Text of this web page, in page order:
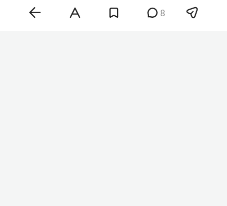
уровне также находятся в активной 8